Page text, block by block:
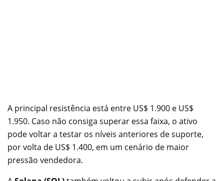
A principal resistência está entre US$ 1.900 e US$
1.950. Caso não consiga superar essa faixa, o ativo
pode voltar a testar os níveis anteriores de suporte,
por volta de US$ 1.400, em um cenário de maior
pressão vendedora.